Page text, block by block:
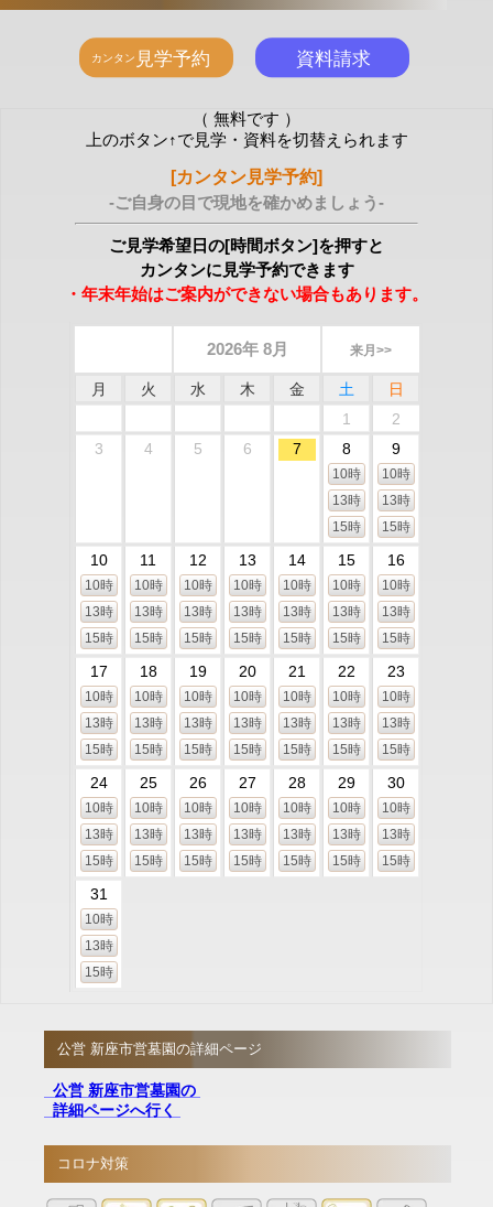
（ 無料です ）
上のボタン↑で見学・資料を切替えられます
[カンタン見学予約]
-ご自身の目で現地を確かめましょう-
ご見学希望日の[時間ボタン]を押すと
カンタンに見学予約できます
・年末年始はご案内ができない場合もあります。
2026年 8月 来月>>
月 火 水 木 金 土
日
1
2
3
4 5 6 7 8
10時
13時
15時
9
10時
13時
15時
10
10時
13時
15時
11
10時
13時
15時
12
10時
13時
15時
13
10時
13時
15時
14
10時
13時
15時
15
10時
13時
15時
16
10時
13時
15時
17
10時
13時
15時
18
10時
13時
15時
19
10時
13時
15時
20
10時
13時
15時
21
10時
13時
15時
22
10時
13時
15時
23
10時
13時
15時
24
10時
13時
15時
25
10時
13時
15時
26
10時
13時
15時
27
10時
13時
15時
28
10時
13時
15時
29
10時
13時
15時
30
10時
13時
15時
31
10時
13時
15時
公営 新座市営墓園の詳細ページ
公営 新座市営墓園の
詳細ページへ行く
コロナ対策